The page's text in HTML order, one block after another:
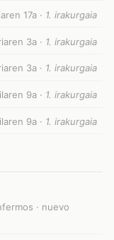
17a · 1. irakurgaia
3a · 1. irakurgaia
3a · 1. irakurgaia
9a · 1. irakurgaia
9a · 1. irakurgaia
· nuevo